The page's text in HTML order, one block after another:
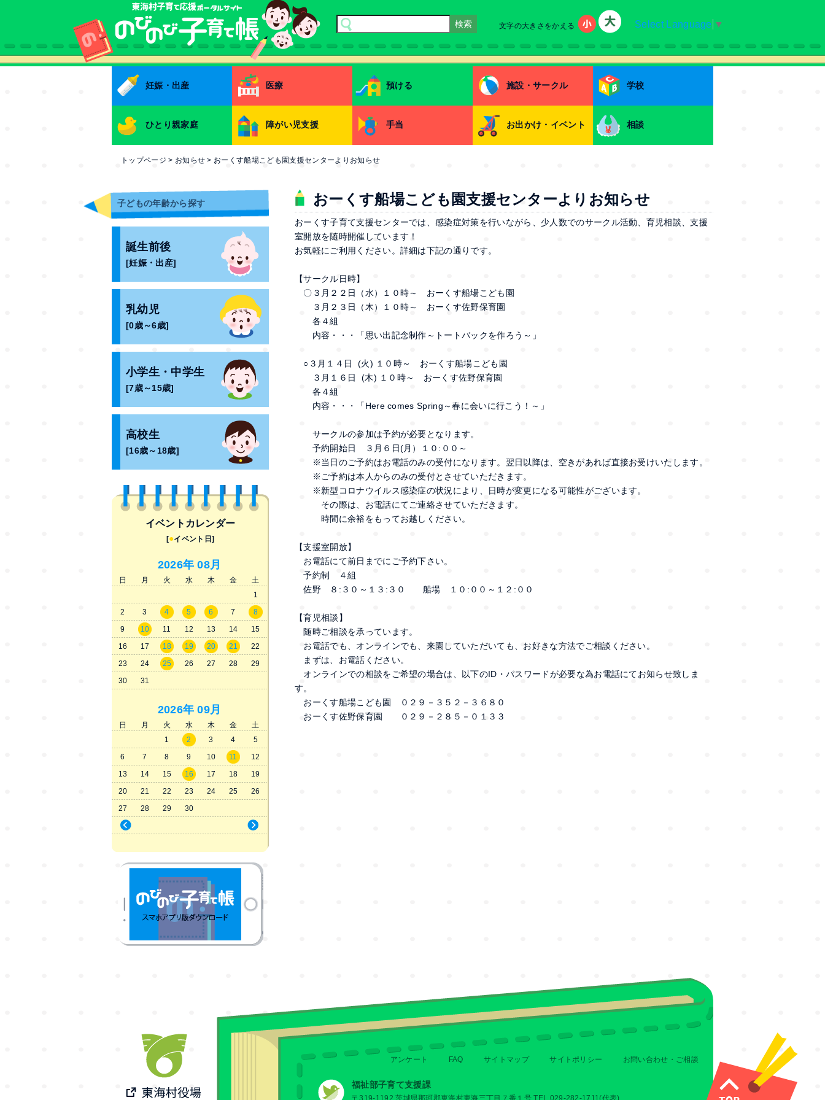
文字の大きさをかえる
Select Language ▼
妊娠・出産 医療 預ける 施設・サークル 学校
ひとり親家庭 障がい児支援 手当 お出かけ・イベント 相談
トップページ > お知らせ > おーくす船場こども園支援センターよりお知らせ
子どもの年齢から探す
誕生前後
[妊娠・出産]
乳幼児
[0歳～6歳]
小学生・中学生
[7歳～15歳]
高校生
[16歳～18歳]
イベントカレンダー
[●イベント日]
2026年 08月
日 月 火 水 木 金
土
1
2
3 4 5 6 7
8
9
10 11 12 13 14
15
16
17 18 19 20 21
22
23
24 25 26 27 28
29
30
31
2026年 09月
日 月 火 水 木 金 土
1 2 3 4
5
6
7 8 9 10 11
12
13
14 15 16 17 18
19
20
21 22 23 24 25
26
27
28 29 30
おーくす船場こども園支援センターよりお知らせ
おーくす子育て支援センターでは、感染症対策を行いながら、少人数でのサークル活動、育児相談、支援
室開放を随時開催しています！
お気軽にご利用ください。詳細は下記の通りです。
【サークル日時】
〇３月２２日（水）１０時～ おーくす船場こども園
３月２３日（木）１０時～ おーくす佐野保育園
各４組
内容・・・「思い出記念制作～トートバックを作ろう～」
○３月１４日 (火) １０時～ おーくす船場こども園
３月１６日 (木) １０時～ おーくす佐野保育園
各４組
内容・・・「Here comes Spring～春に会いに行こう！～」
サークルの参加は予約が必要となります。
予約開始日 ３月６日(月）１０:００～
※当日のご予約はお電話のみの受付になります。翌日以降は、空きがあれば直接お受けいたします。
※ご予約は本人からのみの受付とさせていただきます。
※新型コロナウイルス感染症の状況により、日時が変更になる可能性がございます。
その際は、お電話にてご連絡させていただきます。
時間に余裕をもってお越しください。
【支援室開放】
お電話にて前日までにご予約下さい。
予約制 ４組
佐野 ８:３０～１３:３０ 船場 １０:００～１２:００
【育児相談】
随時ご相談を承っています。
お電話でも、オンラインでも、来園していただいても、お好きな方法でご相談ください。
まずは、お電話ください。
オンラインでの相談をご希望の場合は、以下のID・パスワードが必要な為お電話にてお知らせ致しま
す。
おーくす船場こども園 ０２９－３５２－３６８０
おーくす佐野保育園 ０２９－２８５－０１３３
アンケート FAQ サイトマップ サイトポリシー お問い合わせ・ご相談
福祉部子育て支援課
〒319-1192 茨城県那珂郡東海村東海三丁目７番１号 TEL 029-282-1711(代表)